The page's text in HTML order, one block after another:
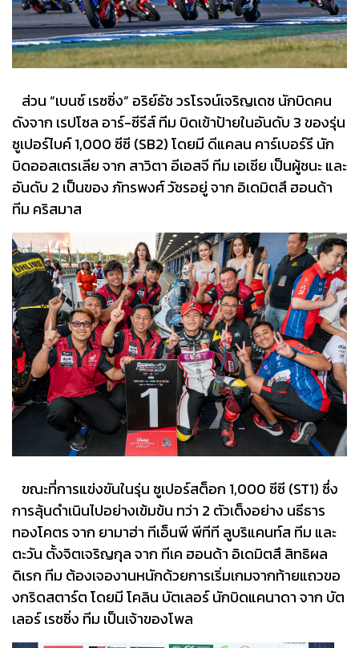
ส่วน “เบนซ์ เรซซิ่ง” อริย์ธัช วรโรจน์เจริญเดช นักบิดคน
ดังจาก เรปโซล อาร์-ซีรีส์ ทีม บิดเข้าป้ายในอันดับ 3 ของรุ่น
ซูเปอร์ไบค์ 1,000 ซีซี (SB2) โดยมี ดีแคลน คาร์เบอร์รี นัก
บิดออสเตรเลีย จาก สาวิตา อีเอสจี ทีม เอเชีย เป็นผู้ชนะ และ
อันดับ 2 เป็นของ ภัทรพงศ์ วัชรอยู่ จาก อิเดมิตสึ ฮอนด้า
ทีม คริสมาส
ขณะที่การแข่งขันในรุ่น ซูเปอร์สต็อก 1,000 ซีซี (ST1) ซึ่ง
การลุ้นดำเนินไปอย่างเข้มข้น ทว่า 2 ตัวเต็งอย่าง นธีธาร
ทองโคตร จาก ยามาฮ่า ทีเอ็นพี พีทีที ลูบริแคนท์ส ทีม และ
ตะวัน ตั้งจิตเจริญกุล จาก ทีเค ฮอนด้า อิเดมิตสึ สิทธิผล
ดิเรก ทีม ต้องเจองานหนักด้วยการเริ่มเกมจากท้ายแถวขอ
งกริดสตาร์ต โดยมี โคลิน บัตเลอร์ นักบิดแคนาดา จาก บัต
เลอร์ เรซซิ่ง ทีม เป็นเจ้าของโพล